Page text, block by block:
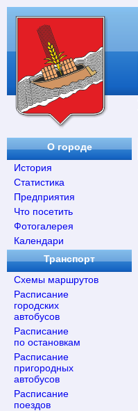
О городе
История
Статистика
Предприятия
Что посетить
Фотогалерея
Календари
Транспорт
Схемы маршрутов
Расписание
городских
автобусов
Расписание
по остановкам
Расписание
пригородных
автобусов
Расписание
поездов